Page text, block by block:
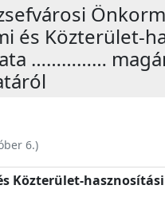
és Közterület-
……………
6.)
Közterület-hasznosítási